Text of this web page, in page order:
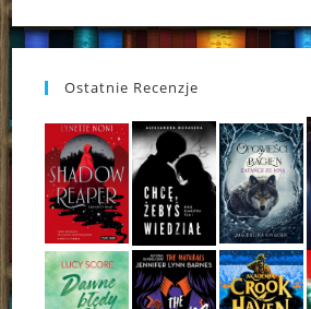
Ostatnie Recenzje